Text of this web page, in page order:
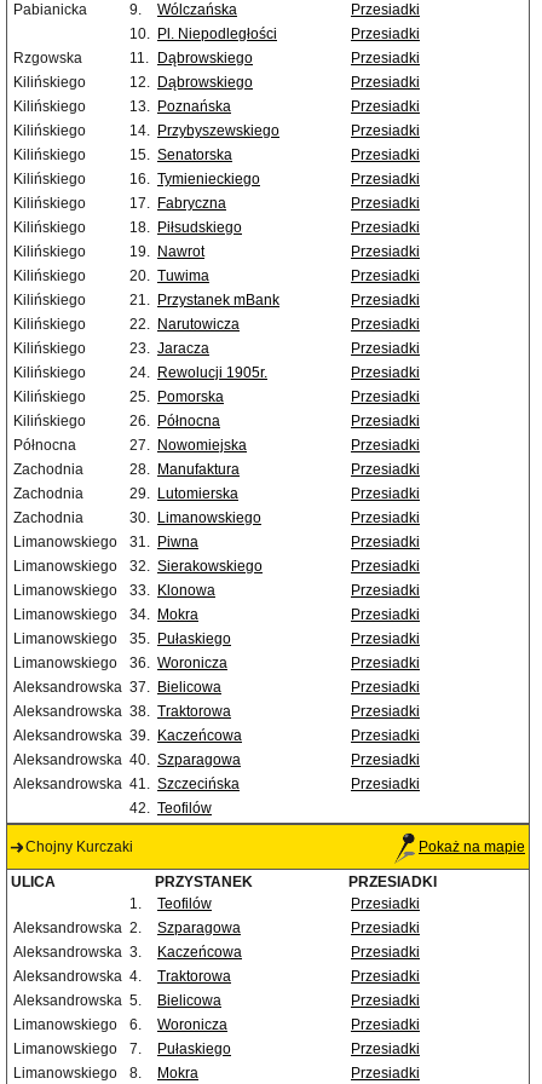
Pabianicka
9. Wólczańska
Przesiadki
10. Pl. Niepodległości
Przesiadki
Rzgowska
11. Dąbrowskiego
Przesiadki
Kilińskiego
12. Dąbrowskiego
Przesiadki
Kilińskiego
13. Poznańska
Przesiadki
Kilińskiego
14. Przybyszewskiego
Przesiadki
Kilińskiego
15. Senatorska
Przesiadki
Kilińskiego
16. Tymienieckiego
Przesiadki
Kilińskiego
17. Fabryczna
Przesiadki
Kilińskiego
18. Piłsudskiego
Przesiadki
Kilińskiego
19. Nawrot
Przesiadki
Kilińskiego
20. Tuwima
Przesiadki
Kilińskiego
21. Przystanek mBank
Przesiadki
Kilińskiego
22. Narutowicza
Przesiadki
Kilińskiego
23. Jaracza
Przesiadki
Kilińskiego
24. Rewolucji 1905r.
Przesiadki
Kilińskiego
25. Pomorska
Przesiadki
Kilińskiego
26. Północna
Przesiadki
Północna
27. Nowomiejska
Przesiadki
Zachodnia
28. Manufaktura
Przesiadki
Zachodnia
29. Lutomierska
Przesiadki
Zachodnia
30. Limanowskiego
Przesiadki
Limanowskiego
31. Piwna
Przesiadki
Limanowskiego
32. Sierakowskiego
Przesiadki
Limanowskiego
33. Klonowa
Przesiadki
Limanowskiego
34. Mokra
Przesiadki
Limanowskiego
35. Pułaskiego
Przesiadki
Limanowskiego
36. Woronicza
Przesiadki
Aleksandrowska 37. Bielicowa
Przesiadki
Aleksandrowska 38. Traktorowa
Przesiadki
Aleksandrowska 39. Kaczeńcowa
Przesiadki
Aleksandrowska 40. Szparagowa
Przesiadki
Aleksandrowska 41. Szczecińska
Przesiadki
42. Teofilów
Chojny Kurczaki Pokaż na mapie
ULICA PRZYSTANEK
PRZESIADKI
1.
Teofilów
Przesiadki
Aleksandrowska 2. Szparagowa
Przesiadki
Aleksandrowska 3. Kaczeńcowa
Przesiadki
Aleksandrowska 4. Traktorowa
Przesiadki
Aleksandrowska 5. Bielicowa
Przesiadki
Limanowskiego
6. Woronicza
Przesiadki
Limanowskiego
7. Pułaskiego
Przesiadki
Limanowskiego
8. Mokra
Przesiadki